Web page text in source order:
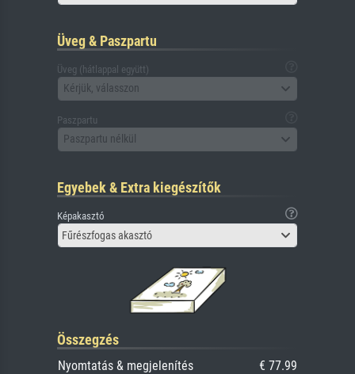
Üveg & Paszpartu
Üveg (hátlappal együtt)
Kérjük, válasszon
Paszpartu
Paszpartu nélkül
Egyebek & Extra kiegészítők
Képakasztó
Fűrészfogas akasztó
Összegzés
Nyomtatás & megjelenítés
€ 77.99